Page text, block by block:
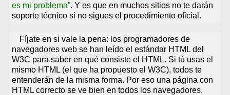
es mi problema . Y es que en muchos sitios no te darán
soporte técnico si no sigues el procedimiento oficial.
Fíjate en si vale la pena: los programadores de
navegadores web se han leído el estándar HTML del
W3C para saber en qué consiste el HTML. Si tú usas el
mismo HTML (el que ha propuesto el W3C), todos te
entenderán de la misma forma. Por eso una página con
HTML correcto se ve bien en todos los navegadores.